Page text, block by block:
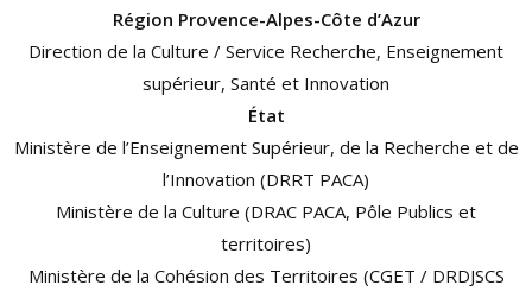
Région Provence-Alpes-Côte d’Azur
Direction de la Culture / Service Recherche, Enseignement
supérieur, Santé et Innovation
État
Ministère de l’Enseignement Supérieur, de la Recherche et de
l’Innovation (DRRT PACA)
Ministère de la Culture (DRAC PACA, Pôle Publics et
territoires)
Ministère de la Cohésion des Territoires (CGET / DRDJSCS